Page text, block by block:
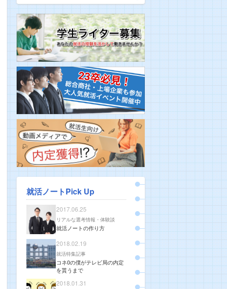
就活ノートPick Up
2017.06.25
リアルな選考情報・体験談
就活ノートの作り方
2018.02.19
就活特集記事
コネ0の僕がテレビ局の内定
を貰うまで
2018.01.31